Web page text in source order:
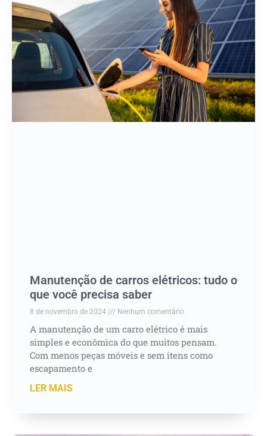
Manutenção de carros elétricos: tudo o
que você precisa saber
8 de novembro de 2024 Nenhum comentário
A manutenção de um carro elétrico é mais
simples e econômica do que muitos pensam.
Com menos peças móveis e sem itens como
escapamento e
LER MAIS